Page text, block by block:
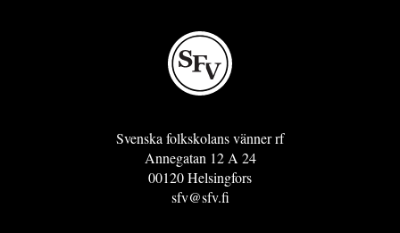
Svenska folkskolans vänner rf
Annegatan 12 A 24
00120 Helsingfors
sfv@sfv.fi